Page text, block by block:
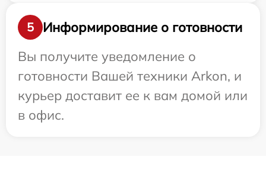
5
Информирование о готовности
Вы получите уведомление о
готовности Вашей техники Arkon, и
курьер доставит ее к вам домой или
в офис.